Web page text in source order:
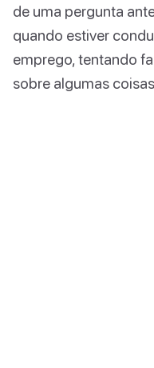
de uma pergunta
quando estiver
emprego, tentando
sobre algumas